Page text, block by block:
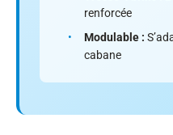
renforcée
•
Modulable :
cabane